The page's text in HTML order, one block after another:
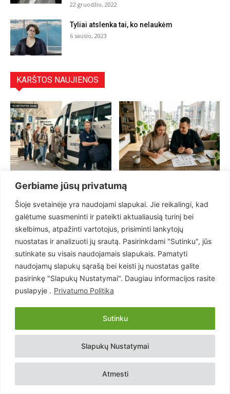
Gerbiame jūsų privatumą
Šioje svetainėje yra naudojami slapukai. Jie reikalingi, kad
galėtume suasmeninti ir pateikti aktualiausią turinį bei
skelbimus, atpažinti vartotojus, prisiminti lankytojų
nuostatas ir analizuoti jų srautą. Pasirinkdami "Sutinku", jūs
sutinkate su visais naudojamais slapukais. Pamatyti
naudojamų slapukų sąrašą bei keisti jų nuostatas galite
pasirinkę "Slapukų Nustatymai". Daugiau informacijos rasite
puslapyje . Privatumo Politika
Slapukų Nustatymai
Atmesti
Sutinku
22 gruodžio, 2022
Tyliai atslenka tai, ko nelaukėm
6 sausio, 2023
KARŠTOS NAUJIENOS
dėmesį renkantis vežėją į
Europą
žinoti dar prieš pradedant
žvalgytis buto?
Augalai skursta ne be
priežasties: dažna klaida
nebeužtenka: naujos kartos
apsauga veikia kitaip